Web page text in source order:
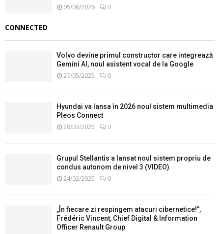
05/08/2026 0
CONNECTED
Volvo devine primul constructor care integrează
Gemini AI, noul asistent vocal de la Google
27/05/2025 0
Hyundai va lansa în 2026 noul sistem multimedia
Pleos Connect
28/03/2025 0
Grupul Stellantis a lansat noul sistem propriu de
condus autonom de nivel 3 (VIDEO)
24/02/2025 0
„În fiecare zi respingem atacuri cibernetice!”,
Frédéric Vincent, Chief Digital & Information
Officer Renault Group